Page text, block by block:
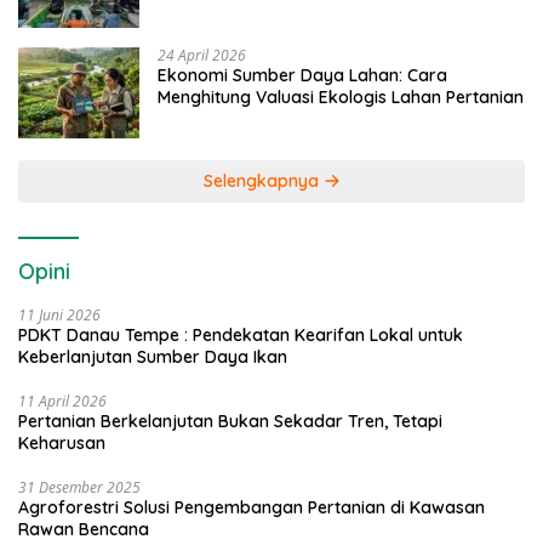
24 April 2026
Ekonomi Sumber Daya Lahan: Cara
Menghitung Valuasi Ekologis Lahan Pertanian
Selengkapnya
Opini
11 Juni 2026
PDKT Danau Tempe : Pendekatan Kearifan Lokal untuk
Keberlanjutan Sumber Daya Ikan
11 April 2026
Pertanian Berkelanjutan Bukan Sekadar Tren, Tetapi
Keharusan
31 Desember 2025
Agroforestri Solusi Pengembangan Pertanian di Kawasan
Rawan Bencana